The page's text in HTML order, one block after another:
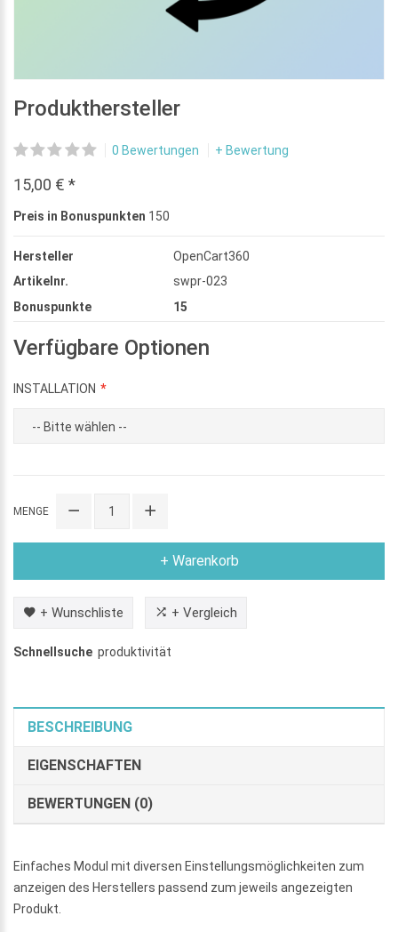
Produkthersteller
0 Bewertungen + Bewertung
15,00 € *
Preis in Bonuspunkten 150
Hersteller
OpenCart360
Artikelnr.
swpr-023
Bonuspunkte
15
Verfügbare Optionen
INSTALLATION
MENGE
+ Warenkorb
+ Wunschliste + Vergleich
Schnellsuche produktivität
BESCHREIBUNG
EIGENSCHAFTEN
BEWERTUNGEN (0)
Einfaches Modul mit diversen Einstellungsmöglichkeiten zum
anzeigen des Herstellers passend zum jeweils angezeigten
Produkt.